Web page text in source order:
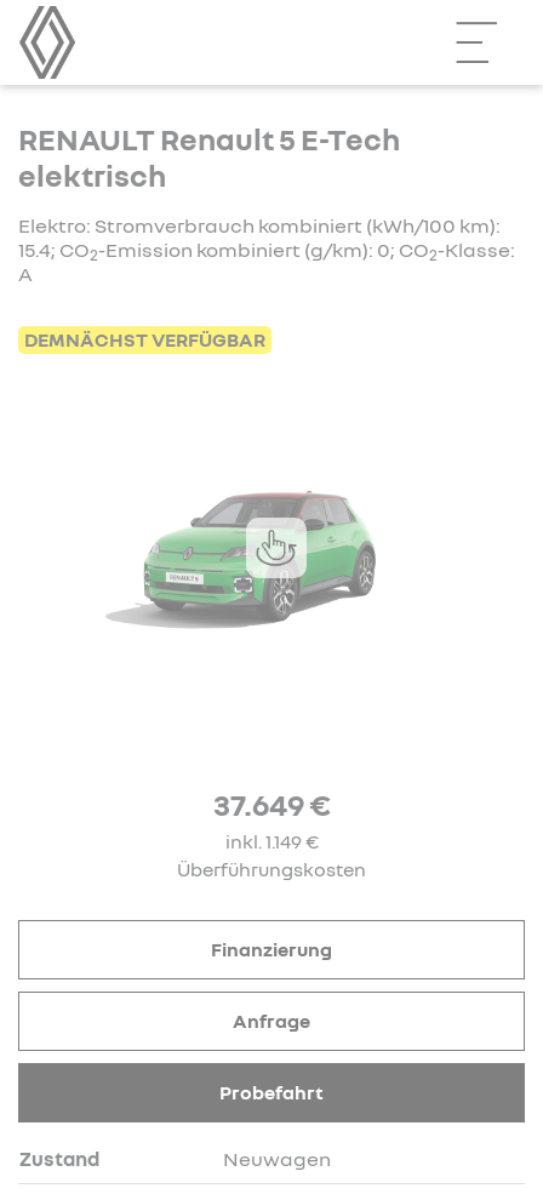
RENAULT Renault 5 E-Tech
elektrisch
Elektro: Stromverbrauch kombiniert (kWh/100 km):
15.4; CO2-Emission kombiniert (g/km): 0; CO2-Klasse:
A
DEMNÄCHST VERFÜGBAR
37.649 €
inkl. 1.149 €
Überführungskosten
Zustand Neuwagen
Finanzierung
Anfrage
Probefahrt